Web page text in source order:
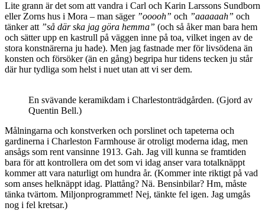
Lite grann är det som att vandra i Carl och Karin Larssons Sundborn
eller Zorns hus i Mora – man säger ”ooooh” och ”aaaaaah” och
tänker att ”så där ska jag göra hemma” (och så åker man bara hem
och sätter upp en kastrull på väggen inne på toa, vilket ingen av de
stora konstnärerna ju hade). Men jag fastnade mer för livsödena än
konsten och försöker (än en gång) begripa hur tidens tecken ju står
där hur tydliga som helst i nuet utan att vi ser dem.
En svävande keramikdam i Charlestonträdgården. (Gjord av
Quentin Bell.)
Målningarna och konstverken och porslinet och tapeterna och
gardinerna i Charleston Farmhouse är otroligt moderna idag, men
ansågs som rent vansinne 1913. Gah. Jag vill kunna se framtiden
bara för att kontrollera om det som vi idag anser vara totalknäppt
kommer att vara naturligt om hundra år. (Kommer inte riktigt på vad
som anses helknäppt idag. Plattång? Nä. Bensinbilar? Hm, måste
tänka tvärtom. Miljonprogrammet! Nej, tänkte fel igen. Jag umgås
nog i fel kretsar.)